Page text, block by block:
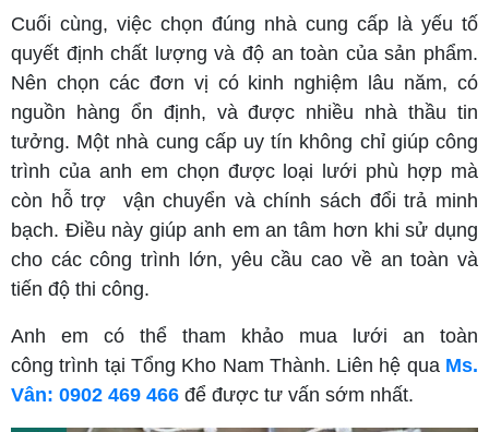
Cuối cùng, việc chọn đúng nhà cung cấp là yếu tố
quyết định chất lượng và độ an toàn của sản phẩm.
Nên chọn các đơn vị có kinh nghiệm lâu năm, có
nguồn hàng ổn định, và được nhiều nhà thầu tin
tưởng. Một nhà cung cấp uy tín không chỉ giúp công
trình của anh em chọn được loại lưới phù hợp mà
còn hỗ trợ vận chuyển và chính sách đổi trả minh
bạch. Điều này giúp anh em an tâm hơn khi sử dụng
cho các công trình lớn, yêu cầu cao về an toàn và
tiến độ thi công.
Anh em có thể tham khảo mua lưới an toàn
công trình tại Tổng Kho Nam Thành. Liên hệ qua Ms.
Vân: 0902 469 466 để được tư vấn sớm nhất.